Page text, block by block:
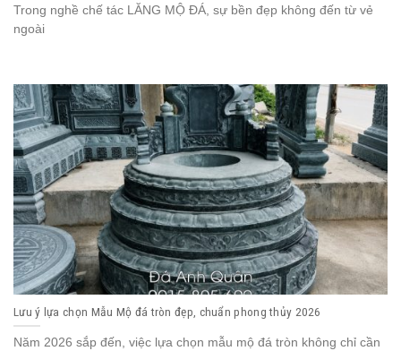
Trong nghề chế tác LĂNG MỘ ĐÁ, sự bền đẹp không đến từ vẻ
ngoài
Lưu ý lựa chọn Mẫu Mộ đá tròn đẹp, chuẩn phong thủy 2026
Năm 2026 sắp đến, việc lựa chọn mẫu mộ đá tròn không chỉ cần